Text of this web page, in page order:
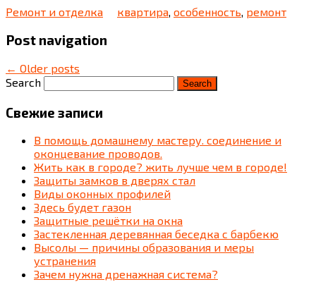
Ремонт и отделка
квартира, особенность, ремонт
Post navigation
← Older posts
Search
Свежие записи
В помощь домашнему мастеру. соединение и
оконцевание проводов.
Жить как в городе? жить лучше чем в городе!
Защиты замков в дверях стал
Виды оконных профилей
Здесь будет газон
Защитные решётки на окна
Застекленная деревянная беседка c барбекю
Высолы — причины образования и меры
устранения
Зачем нужна дренажная система?